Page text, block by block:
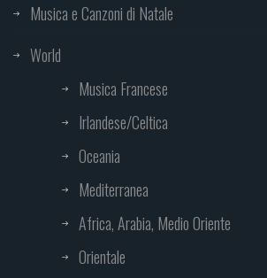
Musica e Canzoni di Natale
World
Musica Francese
Irlandese/Celtica
Oceania
Mediterranea
Africa, Arabia, Medio Oriente
Orientale